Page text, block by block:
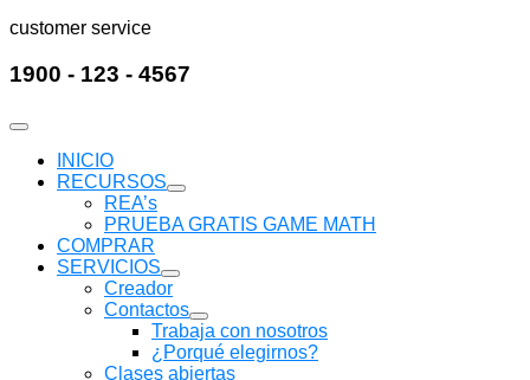
customer service
1900 - 123 - 4567
INICIO
RECURSOS
Mostrar
submenú
REA’s
PRUEBA GRATIS GAME MATH
COMPRAR
SERVICIOS
Mostrar
submenú
Creador
Contactos
Mostrar
submenú
Trabaja con nosotros
¿Porqué elegirnos?
Clases abiertas